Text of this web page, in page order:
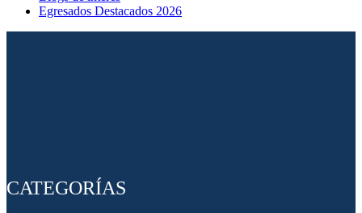
Egresados Destacados 2026
CATEGORÍAS